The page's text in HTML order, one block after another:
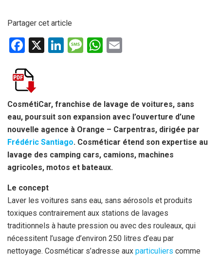
Partager cet article
F
ce
b
o
o
k
X
Li
n
M
g
e
W
A
p
p
CosmétiCar, franchise de lavage de voitures, sans
eau, poursuit son expansion avec l’ouverture d’une
nouvelle agence à Orange – Carpentras, dirigée par
Frédéric Santiago. Cosméticar étend son expertise au
lavage des camping cars, camions, machines
agricoles, motos et bateaux.
Le concept
Laver les voitures sans eau, sans aérosols et produits
toxiques contrairement aux stations de lavages
traditionnels à haute pression ou avec des rouleaux, qui
nécessitent l’usage d’environ 250 litres d’eau par
nettoyage. Cosméticar s’adresse aux particuliers comme